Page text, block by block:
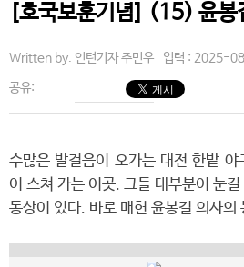
[호국보훈기념] (15) 윤봉
Written by. 인턴기자 주민우 입력 : 2025-
공유:
수많은 발걸음이 오가는 대전 한밭
이 스쳐 가는 이곳. 그들 대부분이 눈
동상이 있다. 바로 매헌 윤봉길 의사의